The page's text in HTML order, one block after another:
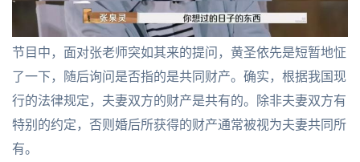
节目中，面对张老师突如其来的提问，黄圣依先是短暂地怔
了一下，随后询问是否指的是共同财产。确实，根据我国现
行的法律规定，夫妻双方的财产是共有的。除非夫妻双方有
特别的约定，否则婚后所获得的财产通常被视为夫妻共同所
有。